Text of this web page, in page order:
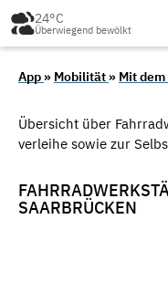
24°C
Überwiegend bewölkt
App » Mobilität » Mit dem
Übersicht über
verleihe sowie zur
SAARBRÜCKEN